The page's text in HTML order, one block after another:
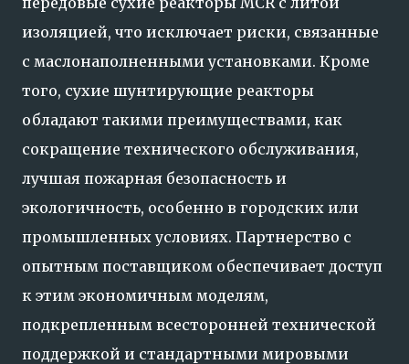
изоляцией, что исключает риски, связанные
с маслонаполненными установками. Кроме
того, сухие шунтирующие реакторы
обладают такими преимуществами, как
сокращение технического обслуживания,
лучшая пожарная безопасность и
экологичность, особенно в городских или
промышленных условиях. Партнерство с
опытным поставщиком обеспечивает доступ
к этим экономичным моделям,
подкрепленным всесторонней технической
поддержкой и стандартными мировыми